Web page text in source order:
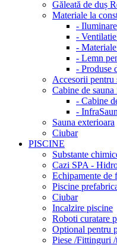
Găleată de duș
Materiale la
-
-
-
- Lemn
- Produse
Accesorii pentru
Cabine de
- Cabine
-
Sauna exterioara
Ciubar
PISCINE
Substante
Cazi SPA -
Echipamente de
Piscine
Ciubar
Incalzire piscine
Roboti curatare
Optional pentru
Piese /Fittinguri